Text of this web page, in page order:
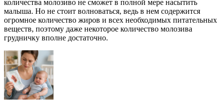
количества молозиво не сможет в полной мере насытить
малыша. Но не стоит волноваться, ведь в нем содержится
огромное количество жиров и всех необходимых питательных
веществ, поэтому даже некоторое количество молозива
грудничку вполне достаточно.